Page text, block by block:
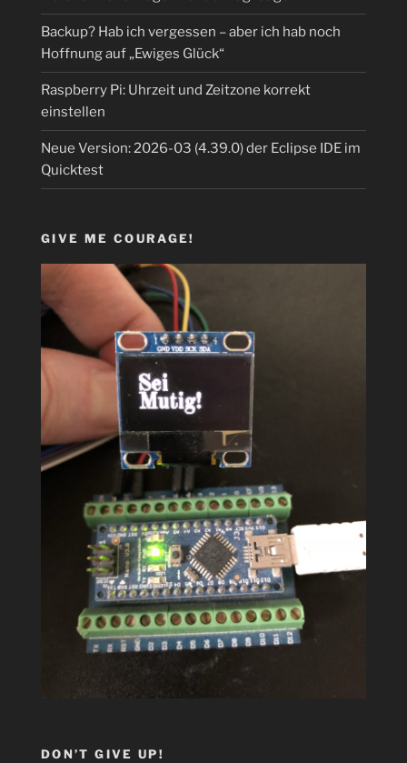
Backup? Hab ich vergessen – aber ich hab noch
Hoffnung auf „Ewiges Glück“
Raspberry Pi: Uhrzeit und Zeitzone korrekt
einstellen
Neue Version: 2026-03 (4.39.0) der Eclipse IDE im
Quicktest
GIVE ME COURAGE!
DON’T GIVE UP!